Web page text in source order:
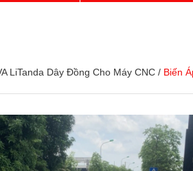
LiTanda Dây Đồng Cho Máy CNC / Biến